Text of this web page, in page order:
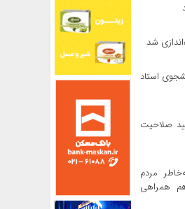
شد
استاد
صلاحیت
مردم
همراهی